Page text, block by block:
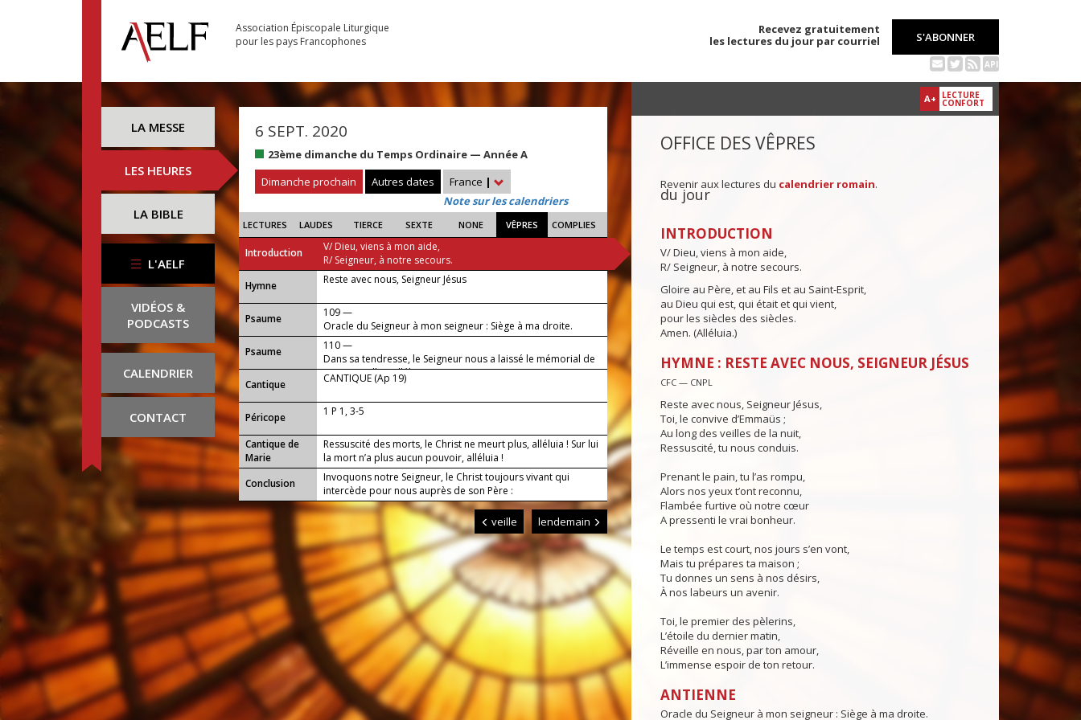
Association Épiscopale Liturgique
pour les pays Francophones
Recevez gratuitement
les lectures du jour par courriel
S'ABONNER
API
LA MESSE
LES HEURES
LA BIBLE
L'AELF
VIDÉOS &
PODCASTS
CALENDRIER
CONTACT
6 SEPT. 2020
23ème dimanche du Temps Ordinaire — Année A
Dimanche prochain
Autres dates France |
Note sur les calendriers
LECTURES LAUDES TIERCE SEXTE NONE VÊPRES COMPLIES
Introduction
V/ Dieu, viens à mon aide,
R/ Seigneur, à notre secours.
...
Hymne Reste avec nous, Seigneur Jésus
Psaume
109 —
Oracle du Seigneur à mon seigneur : Siège à ma droite.
Psaume
110 —
Dans sa tendresse, le Seigneur nous a laissé le mémorial de
ses merveilles, alléluia.
Cantique
CANTIQUE (Ap 19)
Péricope 1 P 1, 3-5
Cantique de
Marie
Ressuscité des morts, le Christ ne meurt plus, alléluia ! Sur lui
la mort n’a plus aucun pouvoir, alléluia !
Conclusion
Invoquons notre Seigneur, le Christ toujours vivant qui
intercède pour nous auprès de son Père :
veille lendemain
A+ LECTURE
CONFORT
OFFICE DES VÊPRES
Revenir aux lectures du calendrier romain.
du jour
INTRODUCTION
V/ Dieu, viens à mon aide,
R/ Seigneur, à notre secours.
Gloire au Père, et au Fils et au Saint-Esprit,
au Dieu qui est, qui était et qui vient,
pour les siècles des siècles.
Amen. (Alléluia.)
HYMNE : RESTE AVEC NOUS, SEIGNEUR JÉSUS
CFC — CNPL
Reste avec nous, Seigneur Jésus,
Toi, le convive d’Emmaüs ;
Au long des veilles de la nuit,
Ressuscité, tu nous conduis.
Prenant le pain, tu l’as rompu,
Alors nos yeux t’ont reconnu,
Flambée furtive où notre cœur
A pressenti le vrai bonheur.
Le temps est court, nos jours s’en vont,
Mais tu prépares ta maison ;
Tu donnes un sens à nos désirs,
À nos labeurs un avenir.
Toi, le premier des pèlerins,
L’étoile du dernier matin,
Réveille en nous, par ton amour,
L’immense espoir de ton retour.
ANTIENNE
Oracle du Seigneur à mon seigneur : Siège à ma droite.